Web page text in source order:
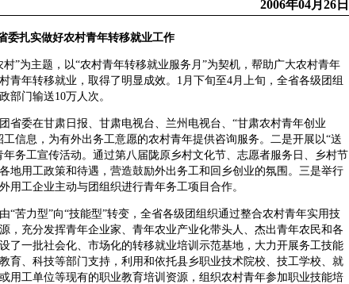
2006年04月26日
委扎实做好农村青年转移就业工作
为主题，以“农村青年转移就业服务月”为契机，帮助广大农村青年
青年转移就业，取得了明显成效。1月下旬至4月上旬，全省各级团组
部门输送10万人次。
省委在甘肃日报、甘肃电视台、兰州电视台、“甘肃农村青年创业
信息，为有外出务工意愿的农村青年提供咨询服务。二是开展以“送
务工宣传活动。通过第八届陇原乡村文化节、志愿者服务日、乡村节
地用工政策和待遇，营造鼓励外出务工和回乡创业的氛围。三是举行
用工企业主动与团组织进行青年务工项目合作。
“苦力型”向“技能型”转变，全省各级团组织通过整合农村青年实用技
，充分发挥青年企业家、青年农业产业化带头人、杰出青年农民和各
了一批社会化、市场化的转移就业培训示范基地，大力开展务工技能
育、科技等部门支持，利用和依托县乡职业技术院校、技工学校、就
用工单位等现有的职业教育培训资源，组织农村青年参加职业技能培